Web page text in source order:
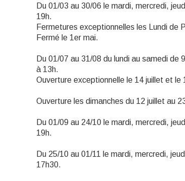
Du 01/03 au 30/06 le mardi, mercredi,
19h.
Fermetures exceptionnelles les Lundi de
Fermé le 1er mai.
Du 01/07 au 31/08 du lundi au samedi
à 13h.
Ouverture exceptionnelle le 14 juillet et
Ouverture les dimanches du 12 juillet au
Du 01/09 au 24/10 le mardi, mercredi,
19h.
Du 25/10 au 01/11 le mardi, mercredi,
17h30.